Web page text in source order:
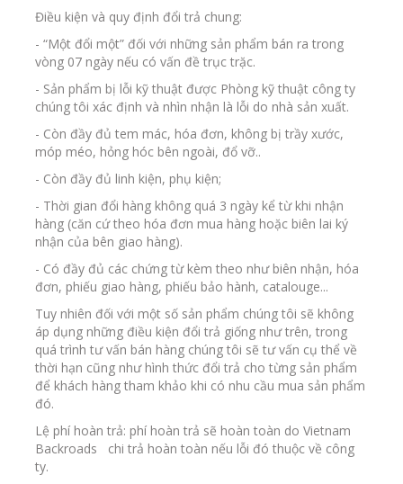
Điều kiện và quy định đổi trả chung:
- “Một đổi một” đối với những sản phẩm bán ra trong
vòng 07 ngày nếu có vấn đề trục trặc.
- Sản phẩm bị lỗi kỹ thuật được Phòng kỹ thuật công ty
chúng tôi xác định và nhìn nhận là lỗi do nhà sản xuất.
- Còn đầy đủ tem mác, hóa đơn, không bị trầy xước,
móp méo, hỏng hóc bên ngoài, đổ vỡ..
- Còn đầy đủ linh kiện, phụ kiện;
- Thời gian đổi hàng không quá 3 ngày kể từ khi nhận
hàng (căn cứ theo hóa đơn mua hàng hoặc biên lai ký
nhận của bên giao hàng).
- Có đầy đủ các chứng từ kèm theo như biên nhận, hóa
đơn, phiếu giao hàng, phiếu bảo hành, catalouge...
Tuy nhiên đối với một số sản phẩm chúng tôi sẽ không
áp dụng những điều kiện đổi trả giống như trên, trong
quá trình tư vấn bán hàng chúng tôi sẽ tư vấn cụ thể về
thời hạn cũng như hình thức đổi trả cho từng sản phẩm
để khách hàng tham khảo khi có nhu cầu mua sản phẩm
đó.
Lệ phí hoàn trả: phí hoàn trả sẽ hoàn toàn do Vietnam
Backroads chi trả hoàn toàn nếu lỗi đó thuộc về công
ty.